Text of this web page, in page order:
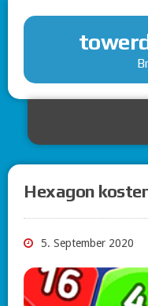
Hexagon
5. September 2020